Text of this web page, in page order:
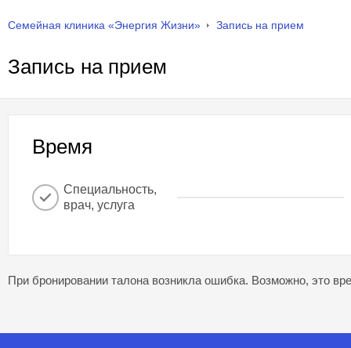
Семейная клиника «Энергия Жизни» Запись на прием
Запись на прием
Время
Специальность,
врач, услуга
При бронировании талона возникла ошибка. Возможно, это